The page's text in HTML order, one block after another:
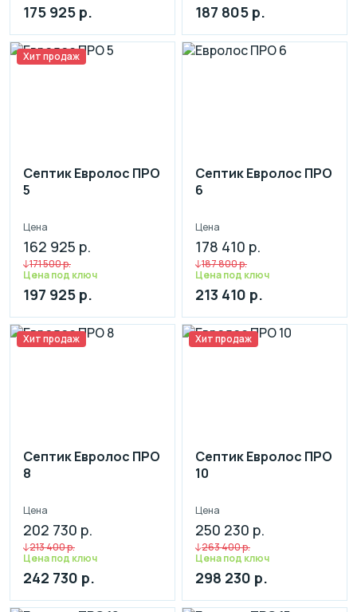
175 925 р. 187 805 р.
Хит продаж
Септик Евролос ПРО
5
Цена
162 925 р.
171 500 р.
Цена под ключ
197 925 р.
Септик Евролос ПРО
6
Цена
178 410 р.
187 800 р.
Цена под ключ
213 410 р.
Хит продаж
Септик Евролос ПРО
8
Цена
202 730 р.
213 400 р.
Цена под ключ
242 730 р.
Хит продаж
Септик Евролос ПРО
10
Цена
250 230 р.
263 400 р.
Цена под ключ
298 230 р.